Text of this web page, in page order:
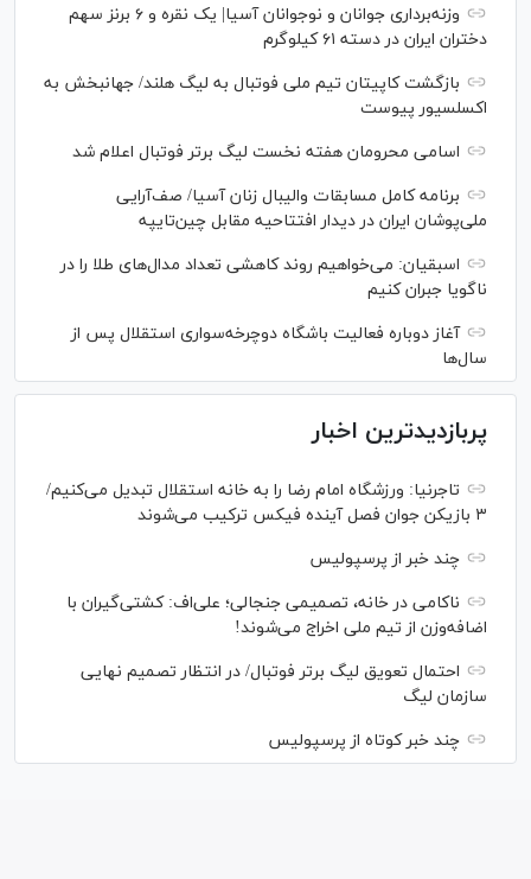
وزنه‌برداری جوانان و نوجوانان آسیا| یک نقره و ۶ برنز سهم
دختران ایران در دسته ۶۱ کیلوگرم
بازگشت کاپیتان تیم ملی فوتبال به لیگ هلند/ جهانبخش به
اکسلسیور پیوست
اسامی محرومان هفته نخست لیگ برتر فوتبال اعلام شد
برنامه کامل مسابقات والیبال زنان آسیا/ صف‌آرایی
ملی‌پوشان ایران در دیدار افتتاحیه مقابل چین‌تایپه
اسبقیان: می‌خواهیم روند کاهشی تعداد مدال‌های طلا را در
ناگویا جبران کنیم
آغاز دوباره فعالیت باشگاه دوچرخه‌سواری استقلال پس از
سال‌ها
پربازدیدترین اخبار
تاجرنیا: ورزشگاه امام رضا را به خانه استقلال تبدیل می‌کنیم/
۳ بازیکن جوان فصل آینده فیکس ترکیب می‌شوند
چند خبر از پرسپولیس
ناکامی در خانه، تصمیمی جنجالی؛ علی‌اف: کشتی‌گیران با
اضافه‌وزن از تیم ملی اخراج می‌شوند!
احتمال تعویق لیگ برتر فوتبال/ در انتظار تصمیم نهایی
سازمان لیگ
چند خبر کوتاه از پرسپولیس